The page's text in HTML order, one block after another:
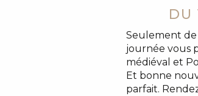
DU
Seulement de
journée vous
médiéval et
Et bonne
parfait.